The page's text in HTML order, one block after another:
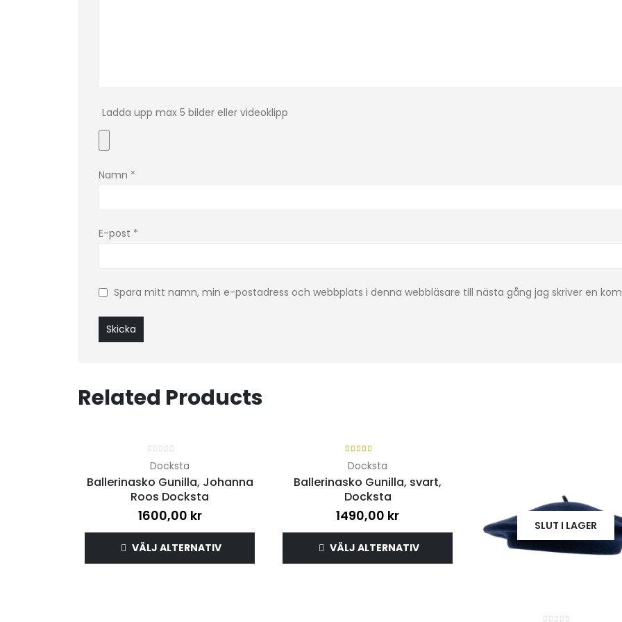
Ladda upp max 5 bilder eller videoklipp
Namn *
E-post *
Spara mitt namn, min e-postadress och webbplats i denna webbläsare till nästa gång jag skriver en
Related Products
Docksta
Ballerinasko Gunilla, Johanna
Roos Docksta
1600,00 kr
VÄLJ ALTERNATIV
Docksta
Ballerinasko Gunilla, svart,
Docksta
1490,00 kr
VÄLJ ALTERNATIV
SLUT I LAGER